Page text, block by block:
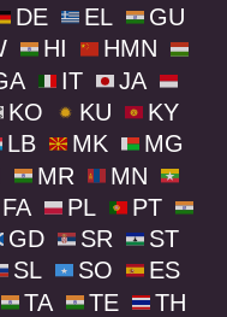
DE EL
GU
HI
HMN
IT
JA
KO KU
KY
LB MK
MG
MR
MN
FA PL
PT
GD SR
ST
SL SO
ES
TA TE
TH